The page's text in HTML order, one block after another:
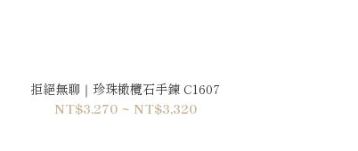
拒絕無聊｜珍珠橄欖石手鍊 C1607
NT$3,270 ~ NT$3,320